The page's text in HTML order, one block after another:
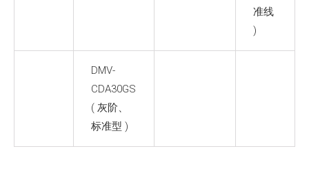
准线
)
DMV-
CDA30GS
( 灰阶、
标准型 )